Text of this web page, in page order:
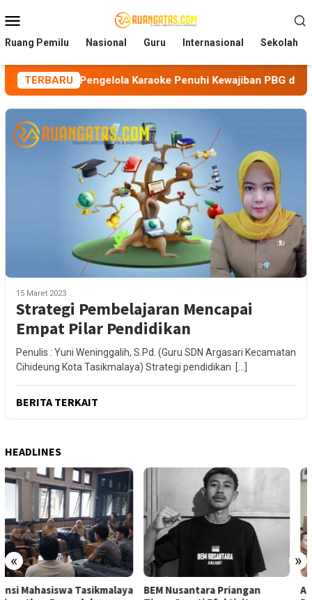
ke
kontenMobile
Ruang Pemilu Nasional Guru Internasional Sekolah
TERBARU
Pengelola Karaoke Penuhi Kewajiban PBG dan SLF
15 Maret 2023
Strategi Pembelajaran Mencapai
Empat Pilar Pendidikan
Penulis : Yuni Weninggalih, S.Pd. (Guru SDN Argasari Kecamatan
Cihideung Kota Tasikmalaya) Strategi pendidikan […]
BERITA TERKAIT
HEADLINES
« »
BEM Nusantara Priangan
Aliansi Mahasiswa Tasikmalaya